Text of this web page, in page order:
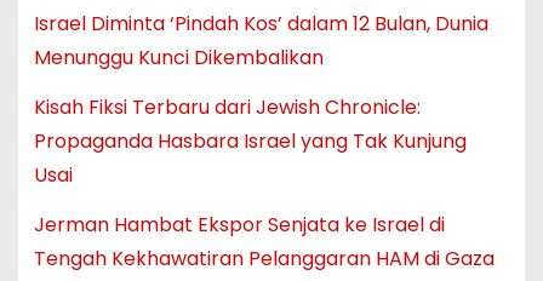
Israel Diminta ‘Pindah Kos’ dalam 12 Bulan, Dunia
Menunggu Kunci Dikembalikan
Kisah Fiksi Terbaru dari Jewish Chronicle:
Propaganda Hasbara Israel yang Tak Kunjung
Usai
Jerman Hambat Ekspor Senjata ke Israel di
Tengah Kekhawatiran Pelanggaran HAM di Gaza